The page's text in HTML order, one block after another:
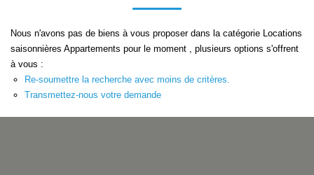
NOTRE AGENCE
CONTACT
Nous n'avons pas de biens à vous proposer dans la catégorie Locations
saisonnières Appartements pour le moment , plusieurs options s'offrent
à vous :
Re-soumettre la recherche avec moins de critères.
Transmettez-nous votre demande